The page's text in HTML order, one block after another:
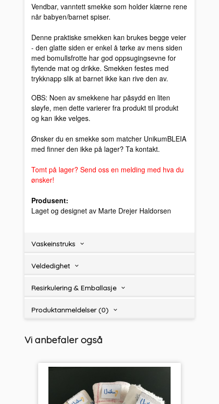
Vendbar, vanntett smekke som holder klærne rene
når babyen/barnet spiser.
Denne praktiske smekken kan brukes begge veier
- den glatte siden er enkel å tørke av mens siden
med bomullsfrotte har god oppsugingsevne for
flytende mat og drikke. Smekken festes med
trykknapp slik at barnet ikke kan rive den av.
OBS: Noen av smekkene har påsydd en liten
sløyfe, men dette varierer fra produkt til produkt
og kan ikke velges.
Ønsker du en smekke som matcher UnikumBLEIA
med finner den ikke på lager? Ta kontakt.
Tomt på lager? Send oss en melding med hva du
ønsker!
Produsent:
Laget og designet av Marte Drejer Haldorsen
Vaskeinstruks
Veldedighet
Resirkulering & Emballasje
Produktanmeldelser (0)
Vi anbefaler også